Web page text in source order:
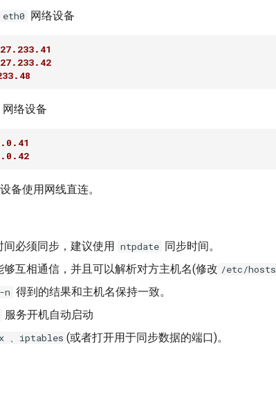
eth0 网络设备
网络设备
备使用网线直连。
必须同步，建议使用 ntpdate 同步时间。
够互相通信，并且可以解析对方主机名(修改 /etc/hosts
n 得到的结果和主机名保持一致。
服务开机自动启动
、iptables (或者打开用于同步数据的端口)。